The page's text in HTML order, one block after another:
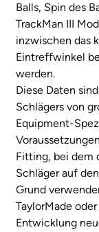
Balls, Spin des
TrackMan III
inzwischen das
Eintreffwinkel
werden.
Diese Daten
Schlägers von
Equipment-
Fitting, bei dem
Schläger auf
Grund
TaylorMade
Entwicklung